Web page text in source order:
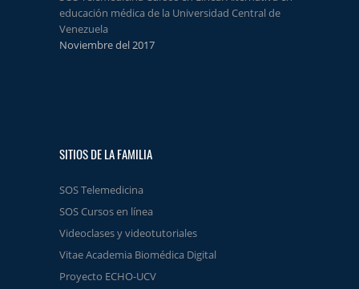
educación médica de la Universidad Central de
Venezuela
Noviembre del 2017
SITIOS DE LA FAMILIA
SOS Telemedicina
SOS Cursos en línea
Videoclases y videotutoriales
Vitae Academia Biomédica Digital
Proyecto ECHO-UCV